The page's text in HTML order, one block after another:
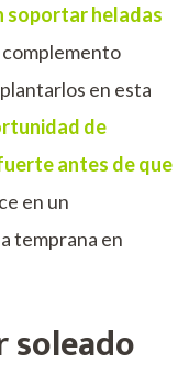
soportar heladas
complemento
en esta
de
antes de que
en un
temprana en
soleado